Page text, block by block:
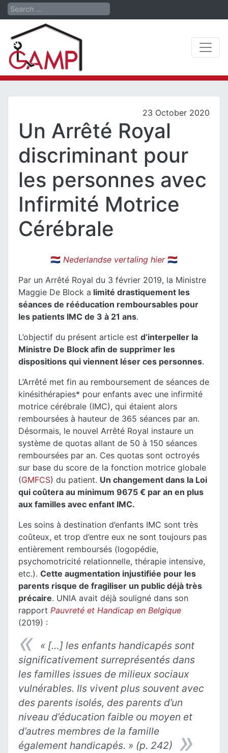
Search
23 October 2020
Un Arrêté Royal
discriminant pour
les personnes avec
Infirmité Motrice
Cérébrale
🇳🇱 Nederlandse vertaling hier🇳🇱
Par un Arrêté Royal du 3 février 2019, la Ministre
Maggie De Block a limité drastiquement les
séances de rééducation remboursables pour
les patients IMC de 3 à 21 ans.
L’objectif du présent article est d’interpeller la
Ministre De Block afin de supprimer les
dispositions qui viennent léser ces personnes.
L’Arrêté met fin au remboursement de séances de
kinésithérapies* pour enfants avec une infirmité
motrice cérébrale (IMC), qui étaient alors
remboursées à hauteur de 365 séances par an.
Désormais, le nouvel Arrêté Royal instaure un
système de quotas allant de 50 à 150 séances
remboursées par an. Ces quotas sont octroyés
sur base du score de la fonction motrice globale
(GMFCS) du patient. Un changement dans la Loi
qui coûtera au minimum 9675 € par an en plus
aux familles avec enfant IMC.
Les soins à destination d’enfants IMC sont très
coûteux, et trop d’entre eux ne sont toujours pas
entièrement remboursés (logopédie,
psychomotricité relationnelle, thérapie intensive,
etc.). Cette augmentation injustifiée pour les
parents risque de fragiliser un public déjà très
précaire. UNIA avait déjà souligné dans son
rapport Pauvreté et Handicap en Belgique
(2019) :
« […] les enfants handicapés sont
significativement surreprésentés dans
les familles issues de milieux sociaux
vulnérables. Ils vivent plus souvent avec
des parents isolés, des parents d’un
niveau d’éducation faible ou moyen et
d’autres membres de la famille
également handicapés. » (p. 242)